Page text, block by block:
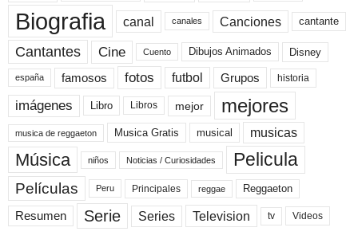
Biografia canal canales Canciones cantante
Cantantes Cine Cuento Dibujos Animados Disney
españa famosos fotos futbol Grupos historia
imágenes Libro Libros mejor mejores
musica de reggaeton Musica Gratis musical musicas
Música niños Noticias / Curiosidades Pelicula
Películas Peru Principales reggae Reggaeton
Resumen Serie Series Television tv Videos